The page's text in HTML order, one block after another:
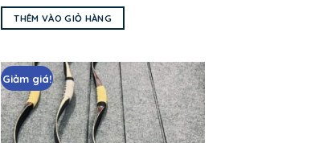
THÊM VÀO GIỎ HÀNG
Giảm giá!
Add
to
wishlist